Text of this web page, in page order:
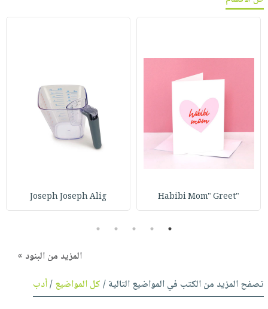
"Habibi Mom" Greet
Joseph Joseph Alig
1
2
3
4
5
المزيد من البنود »
تصفح المزيد من الكتب في المواضيع التالية /كل المواضيع/أدب